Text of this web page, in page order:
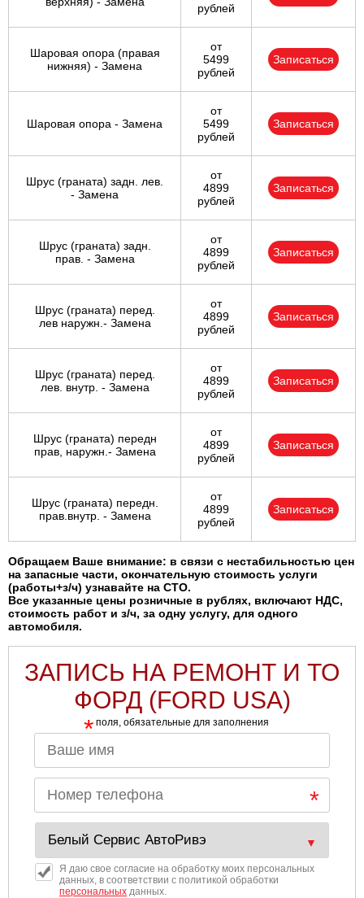
рублей
Шаровая опора (правая
нижняя) - Замена
от
5499
рублей
Записаться
Шаровая опора - Замена
от
5499
рублей
Записаться
Шрус (граната) задн. лев.
- Замена
от
4899
рублей
Записаться
Шрус (граната) задн.
прав. - Замена
от
4899
рублей
Записаться
Шрус (граната) перед.
лев наружн.- Замена
от
4899
рублей
Записаться
Шрус (граната) перед.
лев. внутр. - Замена
от
4899
рублей
Записаться
Шрус (граната) передн
прав, наружн.- Замена
от
4899
рублей
Записаться
Шрус (граната) передн.
прав.внутр. - Замена
от
4899
рублей
Записаться
Обращаем Ваше внимание: в связи с нестабильностью цен
на запасные части, окончательную стоимость услуги
(работы+з/ч) узнавайте на СТО.
Все указанные цены розничные в рублях, включают НДС,
стоимость работ и з/ч, за одну услугу, для одного
автомобиля.
ЗАПИСЬ НА РЕМОНТ И ТО
ФОРД (FORD USA)
* поля, обязательные для заполнения
Я даю свое согласие на обработку моих персональных
данных, в соответствии с политикой обработки
персональныхданных.